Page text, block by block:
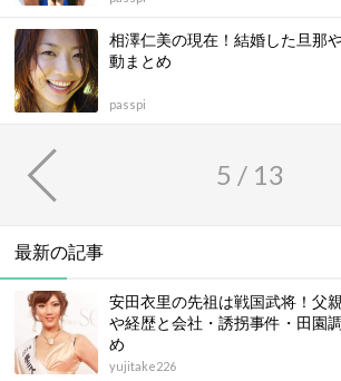
相澤仁美の現在！結婚した旦那
動まとめ
passpi
5 / 13
最新の記事
安田衣里の先祖は戦国武将！父
や経歴と会社・誘拐事件・田園
め
yujitake226